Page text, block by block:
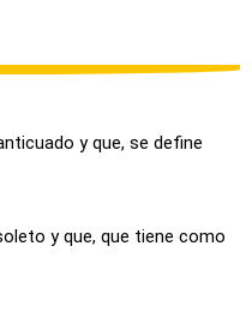
y que, se define
y que, que tiene como